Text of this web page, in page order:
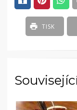
TISK